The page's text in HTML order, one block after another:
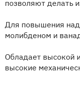
позволяют делать
Для повышения
молибденом и
Обладает высокой
высокие